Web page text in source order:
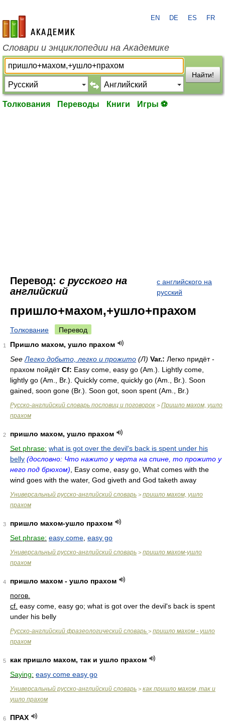
academic.ru
EN DE ES FR
Словари и энциклопедии на Академике
Найти!
Толкования Переводы Книги Игры ⚽
Перевод: с русского на
английский
с английского на
русский
пришло+махом,+ушло+прахом
Толкование Перевод
1
Пришло махом, ушло прахом
See Легко добыто, легко и прожито (Л) Var.: Легко придёт -
прахом пойдётCf: Easy come, easy go (Am. ). Lightly come,
lightly go (Am. Br.). Quickly come, quickly go (Am. Br.). Soon
gained, soon gone (Br.). Soon got, soon spent (Am. Br.)
Русско-английский словарь пословиц и поговорок > Пришло махом, ушло
прахом
2
пришло махом, ушло прахом
Set phrase: what is got over the devil's back is spent under his
belly (дословно: Что нажито у черта на спине, то прожито у
него под брюхом) , Easy come, easy go, What comes with the
wind goes with the water, God giveth and God taketh away
Универсальный русско-английский словарь > пришло махом, ушло
прахом
3
пришло махом-ушло прахом
Set phrase: easy come easy go
Универсальный русско-английский словарь > пришло махом-ушло
прахом
4
пришло махом - ушло прахом
погов.
cf. easy come, easy go; what is got over the devil's back is spent
under his belly
Русско-английский фразеологический словарь > пришло махом - ушло
прахом
5
как пришло махом, так и ушло прахом
Saying: easy come easy go
Универсальный русско-английский словарь > как пришло махом, так и
ушло прахом
6
ПРАХ